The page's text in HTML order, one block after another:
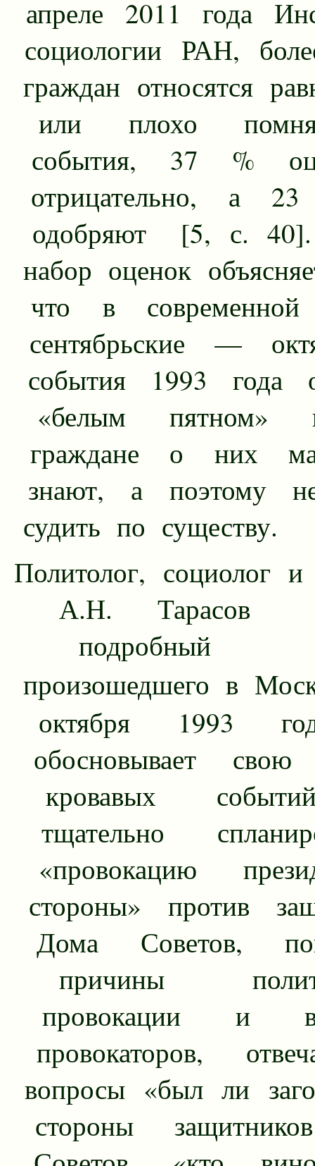
апреле 2011 года
социологии РАН,
граждан относятся
или плохо
события, 37 %
отрицательно, а
одобряют [5, с.
набор оценок
что в современной
сентябрьские —
события 1993 года
«белым пятном»
граждане о них
знают, а поэтому
судить по существу.
Политолог, социолог и
А.Н. Тарасов
подробный
произошедшего в
октября 1993
обосновывает
кровавых
тщательно
«провокацию
стороны» против
Дома Советов,
причины
провокации и
провокаторов,
вопросы «был ли
стороны